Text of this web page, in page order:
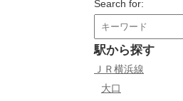
Search for:
駅から探す
ＪＲ横浜線
大口